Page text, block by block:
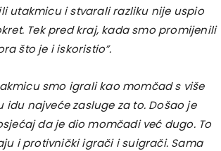
utakmicu i stvarali razliku nije uspio
Tek pred kraj, kada smo promijenili
što je i iskoristio”.
smo igrali kao momčad s više
najveće zasluge za to. Došao je
da je dio momčadi već dugo. To
i protivnički igrači i suigrači. Sama